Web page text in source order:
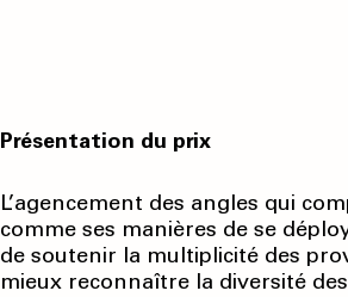
Présentation du prix
L’agencement des angles qui
comme ses manières de se
de soutenir la multiplicité des
mieux reconnaître la diversité